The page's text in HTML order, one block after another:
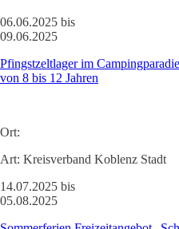
06.06.2025 bis
09.06.2025
Pfingstzeltlager im
von 8 bis 12 Jahren
Ort:
Art: Kreisverband Koblenz Stadt
14.07.2025 bis
05.08.2025